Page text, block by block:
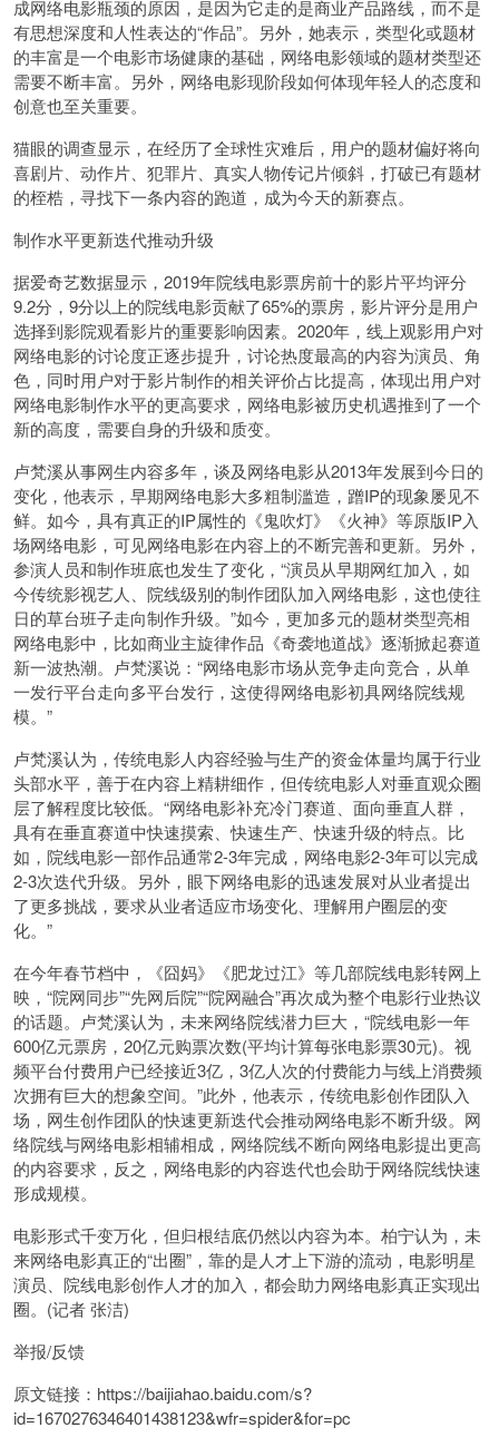
成网络电影瓶颈的原因，是因为它走的是商业产品路线，而不是
有思想深度和人性表达的“作品”。另外，她表示，类型化或题材
的丰富是一个电影市场健康的基础，网络电影领域的题材类型还
需要不断丰富。另外，网络电影现阶段如何体现年轻人的态度和
创意也至关重要。
猫眼的调查显示，在经历了全球性灾难后，用户的题材偏好将向
喜剧片、动作片、犯罪片、真实人物传记片倾斜，打破已有题材
的桎梏，寻找下一条内容的跑道，成为今天的新赛点。
制作水平更新迭代推动升级
据爱奇艺数据显示，2019年院线电影票房前十的影片平均评分
9.2分，9分以上的院线电影贡献了65%的票房，影片评分是用户
选择到影院观看影片的重要影响因素。2020年，线上观影用户对
网络电影的讨论度正逐步提升，讨论热度最高的内容为演员、角
色，同时用户对于影片制作的相关评价占比提高，体现出用户对
网络电影制作水平的更高要求，网络电影被历史机遇推到了一个
新的高度，需要自身的升级和质变。
卢梵溪从事网生内容多年，谈及网络电影从2013年发展到今日的
变化，他表示，早期网络电影大多粗制滥造，蹭IP的现象屡见不
鲜。如今，具有真正的IP属性的《鬼吹灯》《火神》等原版IP入
场网络电影，可见网络电影在内容上的不断完善和更新。另外，
参演人员和制作班底也发生了变化，“演员从早期网红加入，如
今传统影视艺人、院线级别的制作团队加入网络电影，这也使往
日的草台班子走向制作升级。”如今，更加多元的题材类型亮相
网络电影中，比如商业主旋律作品《奇袭地道战》逐渐掀起赛道
新一波热潮。卢梵溪说：“网络电影市场从竞争走向竞合，从单
一发行平台走向多平台发行，这使得网络电影初具网络院线规
模。”
卢梵溪认为，传统电影人内容经验与生产的资金体量均属于行业
头部水平，善于在内容上精耕细作，但传统电影人对垂直观众圈
层了解程度比较低。“网络电影补充冷门赛道、面向垂直人群，
具有在垂直赛道中快速摸索、快速生产、快速升级的特点。比
如，院线电影一部作品通常2-3年完成，网络电影2-3年可以完成
2-3次迭代升级。另外，眼下网络电影的迅速发展对从业者提出
了更多挑战，要求从业者适应市场变化、理解用户圈层的变
化。”
在今年春节档中，《囧妈》《肥龙过江》等几部院线电影转网上
映，“院网同步”“先网后院”“院网融合”再次成为整个电影行业热议
的话题。卢梵溪认为，未来网络院线潜力巨大，“院线电影一年
600亿元票房，20亿元购票次数(平均计算每张电影票30元)。视
频平台付费用户已经接近3亿，3亿人次的付费能力与线上消费频
次拥有巨大的想象空间。”此外，他表示，传统电影创作团队入
场，网生创作团队的快速更新迭代会推动网络电影不断升级。网
络院线与网络电影相辅相成，网络院线不断向网络电影提出更高
的内容要求，反之，网络电影的内容迭代也会助于网络院线快速
形成规模。
电影形式千变万化，但归根结底仍然以内容为本。柏宁认为，未
来网络电影真正的“出圈”，靠的是人才上下游的流动，电影明星
演员、院线电影创作人才的加入，都会助力网络电影真正实现出
圈。(记者 张洁)
举报/反馈
原文链接：https://baijiahao.baidu.com/s?
id=1670276346401438123&wfr=spider&for=pc